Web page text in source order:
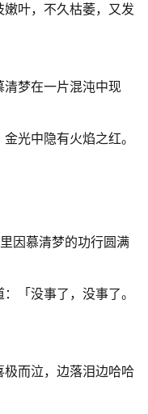
叶，不久枯萎，又发
梦在一片混沌中现
光中隐有火焰之红。
慕清梦的功行圆满
「没事了，没事了。
而泣，边落泪边哈哈